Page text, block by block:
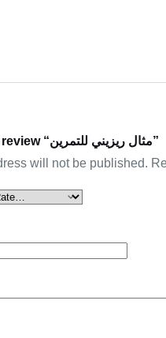
Be the first to review “مثال ريزيني للتمرين”
will not be published.